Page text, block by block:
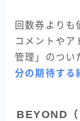
回数券よりも
コメントやア
管理」のつい
分の期待する
BEYOND